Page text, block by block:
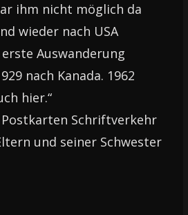
ihm nicht möglich da
wieder nach USA
Auswanderung
nach Kanada. 1962
hier.“
Postkarten Schriftverkehr
und seiner Schwester